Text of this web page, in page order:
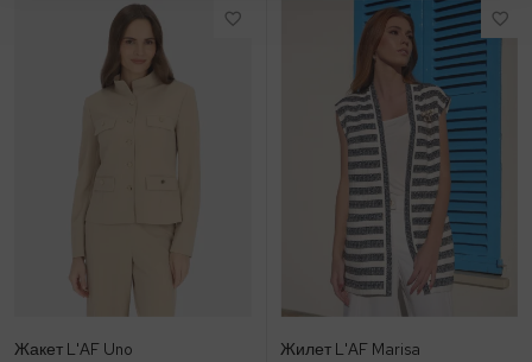
Жакет L'AF Uno Жилет L'AF Marisa